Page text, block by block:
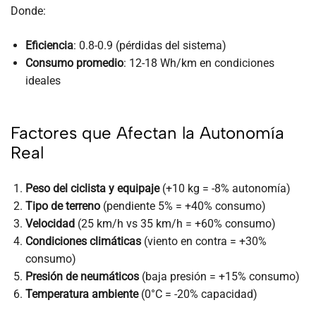
Donde:
Eficiencia: 0.8-0.9 (pérdidas del sistema)
Consumo promedio: 12-18 Wh/km en condiciones
ideales
Factores que Afectan la Autonomía
Real
Peso del ciclista y equipaje(+10 kg = -8% autonomía)
Tipo de terreno(pendiente 5% = +40% consumo)
Velocidad(25 km/h vs 35 km/h = +60% consumo)
Condiciones climáticas(viento en contra = +30%
consumo)
Presión de neumáticos(baja presión = +15% consumo)
Temperatura ambiente(0°C = -20% capacidad)